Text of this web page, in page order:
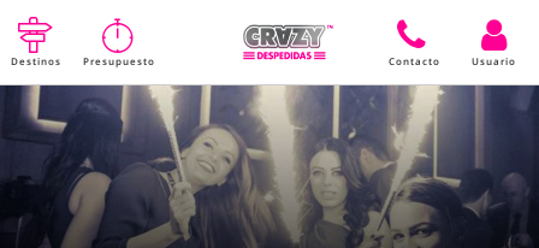
Destinos Presupuesto Contacto Usuario